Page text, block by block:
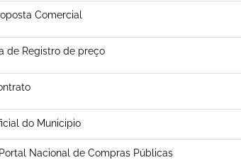
Comercial
de Registro de preço
do Municipio
Nacional de Compras Públicas